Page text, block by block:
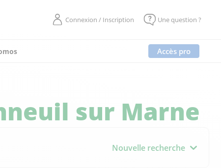
Connexion / Inscription Une question ?
Accès pro
sur Marne
Nouvelle recherche